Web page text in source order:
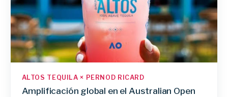
ALTOS TEQUILA × PERNOD RICARD
Amplificación global en el Australian Open